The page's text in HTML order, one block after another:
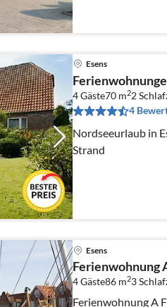
Esens
4 Gäste70 m22
4
Nordseeurlaub in
Strand
Esens
Ferienwohnung
4 Gäste86 m23
Ferienwohnung A